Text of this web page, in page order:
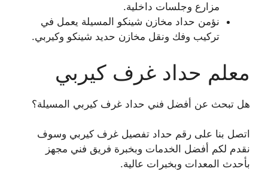
مزارع وجلسات داخلية.
نؤمن حداد مخازن شينكو المسيلة يعمل في
تركيب وفك ونقل مخازن حديد شينكو وكيربي.
معلم حداد غرف كيربي
هل تبحث عن أفضل فني حداد غرف كيربي المسيلة؟
اتصل بنا على رقم حداد تفصيل غرف كيربي وسوف
نقدم لكم أفضل الخدمات وبخبرة فريق فني مجهز
بأحدث المعدات وبخبرات عالية.